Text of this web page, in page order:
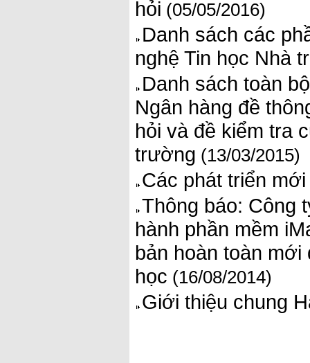
hỏi (05/05/2016)
Danh sách các
nghệ Tin học Nhà
Danh sách toàn
Ngân hàng đề
hỏi và đề kiểm tra
trường (13/03/2015)
Các phát triển
Thông báo: Công
hành phần mềm
bản hoàn toàn mới
học (16/08/2014)
Giới thiệu chung